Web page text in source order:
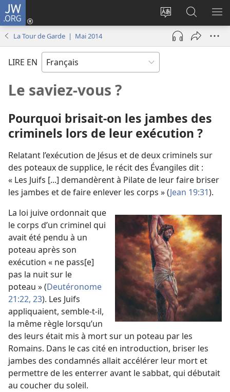
JW.ORG
Changer
langue
Se
connecter
(ouvre
nouvelle
sur
JW.ORG
La Tour de Garde | Mai 2014
LIRE EN
Le saviez-​vous ?
Pourquoi brisait-​on les jambes des
criminels lors de leur exécution ?
Relatant l’exécution de Jésus et de deux criminels sur
des poteaux de supplice, le récit des Évangiles dit :
« Les Juifs [...] demandèrent à Pilate de leur faire briser
les jambes et de faire enlever les corps » (Jean 19:31).
La loi juive ordonnait que
le corps d’un criminel qui
avait été pendu à un
poteau après son
exécution « ne pass[e]
pas la nuit sur le
poteau » (Deutéronome
21:22, 23). Les Juifs
appliquaient, semble-​t-​il,
la même règle lorsqu’un
des leurs était mis à mort sur un poteau par les
Romains. Dans le cas cité en introduction, briser les
jambes des condamnés allait accélérer leur mort et
permettre de les enterrer avant le sabbat, qui débutait
au coucher du soleil.